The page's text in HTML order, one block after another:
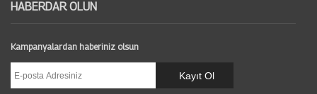
HABERDAR OLUN
Kampanyalardan haberiniz olsun